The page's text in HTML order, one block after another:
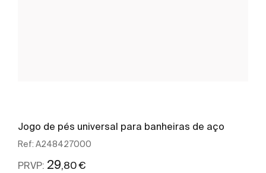
Jogo de pés universal para banheiras de aço
Ref: A248427000
PRVP: 29,80 €